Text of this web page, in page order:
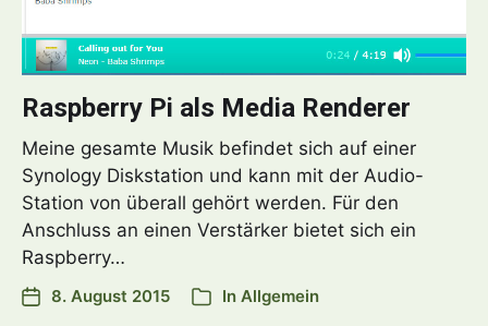
Raspberry Pi als Media Renderer
Meine gesamte Musik befindet sich auf einer
Synology Diskstation und kann mit der Audio-
Station von überall gehört werden. Für den
Anschluss an einen Verstärker bietet sich ein
Raspberry…
8. August 2015 In Allgemein